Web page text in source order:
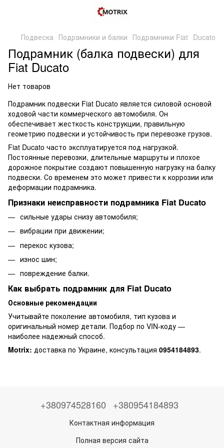
Подвеска Подрамники и балки Подрамники Fiat Ducato
Подрамник (балка подвески) для
Fiat Ducato
Нет товаров
Подрамник подвески Fiat Ducato является силовой основой
ходовой части коммерческого автомобиля. Он
обеспечивает жесткость конструкции, правильную
геометрию подвески и устойчивость при перевозке грузов.
Fiat Ducato часто эксплуатируется под нагрузкой.
Постоянные перевозки, длительные маршруты и плохое
дорожное покрытие создают повышенную нагрузку на балку
подвески. Со временем это может привести к коррозии или
деформации подрамника.
Признаки неисправности подрамника Fiat Ducato
сильные удары снизу автомобиля;
вибрации при движении;
перекос кузова;
износ шин;
повреждение балки.
Как выбрать подрамник для Fiat Ducato
Основные рекомендации
Учитывайте поколение автомобиля, тип кузова и
оригинальный номер детали. Подбор по VIN-коду —
наиболее надежный способ.
Motrix: доставка по Украине, консультация 0954184893.
+380974528160 +380954184893
Контактная информация
Полная версия сайта